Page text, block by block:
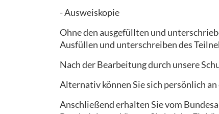
- Ausweiskopie
Ohne den ausgefüllten und
Ausfüllen und unterschreiben des
Nach der Bearbeitung durch unsere
Alternativ können Sie sich persönlich
Anschließend erhalten Sie vom